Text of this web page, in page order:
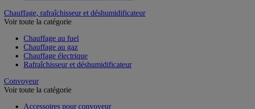
Chauffage, rafraîchisseur et déshumidificateur
Chauffage au fuel
Chauffage au gaz
Chauffage électrique
Convoyeur